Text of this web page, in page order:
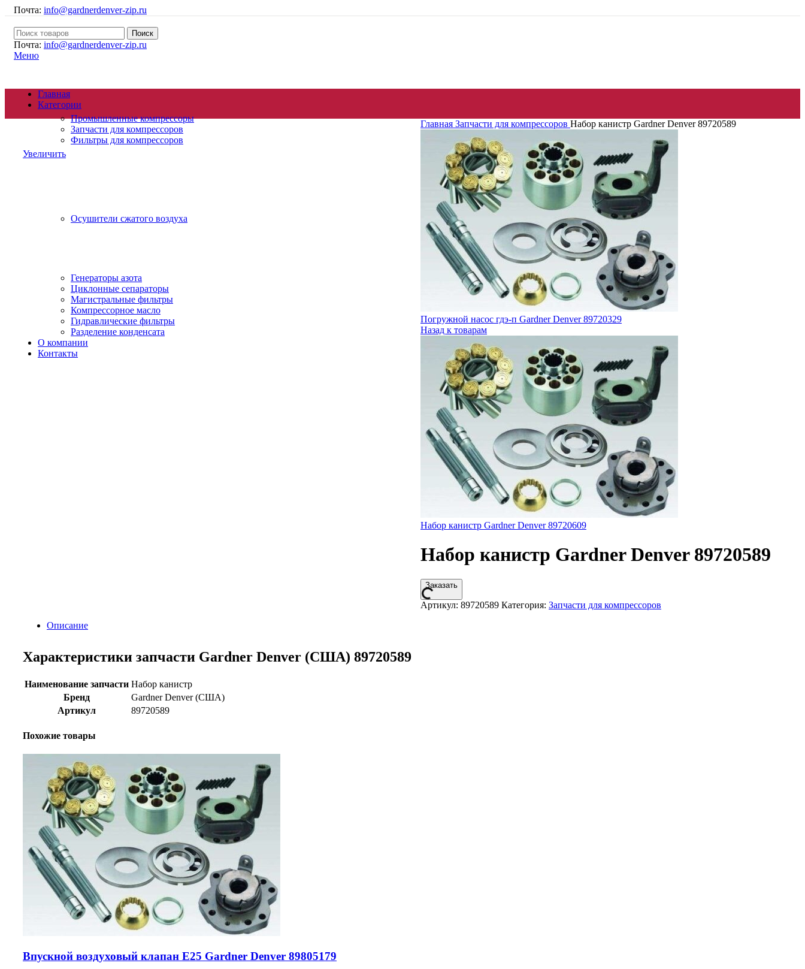
Почта: info@gardnerdenver-zip.ru
Поиск
Почта: info@gardnerdenver-zip.ru
Меню
Главная
Категории
Промышленные компрессоры
Запчасти для компрессоров
Фильтры для компрессоров
Осушители сжатого воздуха
Генераторы азота
Циклонные сепараторы
Магистральные фильтры
Компрессорное масло
Гидравлические фильтры
Разделение конденсата
О компании
Контакты
Увеличить
Главная Запчасти для компрессоров Набор канистр Gardner Denver 89720589
Погружной насос гдэ-п Gardner Denver 89720329
Назад к товарам
Набор канистр Gardner Denver 89720609
Набор канистр Gardner Denver 89720589
Заказать
Артикул: 89720589 Категория: Запчасти для компрессоров
Описание
Характеристики запчасти Gardner Denver (США) 89720589
Наименование запчасти Набор канистр
Бренд
Gardner Denver (США)
Артикул
89720589
Похожие товары
Впускной воздуховый клапан E25 Gardner Denver 89805179